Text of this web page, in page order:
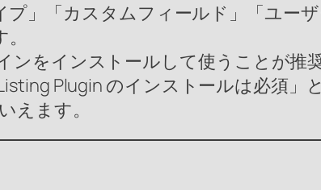
」「カスタムフィールド」「ユー
をインストールして使うことが推
Plugin のインストールは必須」
えます。